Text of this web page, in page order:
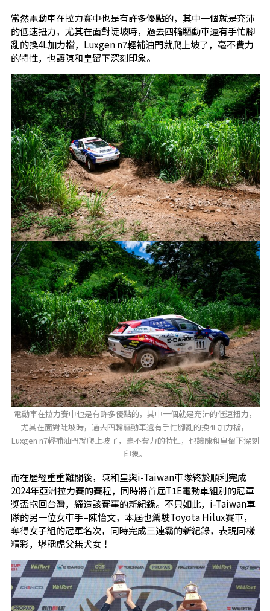
當然電動車在拉力賽中也是有許多優點的，其中一個就是充沛
的低速扭力，尤其在面對陡坡時，過去四輪驅動車還有手忙腳
亂的換4L加力檔，Luxgen n7輕補油門就爬上坡了，毫不費力
的特性，也讓陳和皇留下深刻印象。
電動車在拉力賽中也是有許多優點的，其中一個就是充沛的低速扭力，
尤其在面對陡坡時，過去四輪驅動車還有手忙腳亂的換4L加力檔，
Luxgen n7輕補油門就爬上坡了，毫不費力的特性，也讓陳和皇留下深刻
印象。
而在歷經重重難關後，陳和皇與i-Taiwan車隊終於順利完成
2024年亞洲拉力賽的賽程，同時將首屆T1E電動車組別的冠軍
獎盃抱回台灣，締造該賽事的新紀錄。不只如此，i-Taiwan車
隊的另一位女車手–陳怡文，本屆也駕駛Toyota Hilux賽車，
奪得女子組的冠軍名次，同時完成三連霸的新紀錄，表現同樣
精彩，堪稱虎父無犬女！